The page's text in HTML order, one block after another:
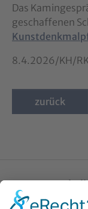
Das
geschaffenen
8.4.2026/KH/
zurück